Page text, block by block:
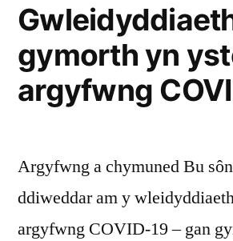
gymorth yn
argyfwng
Argyfwng a chymuned Bu
ddiweddar am y
argyfwng COVID-19 – gan